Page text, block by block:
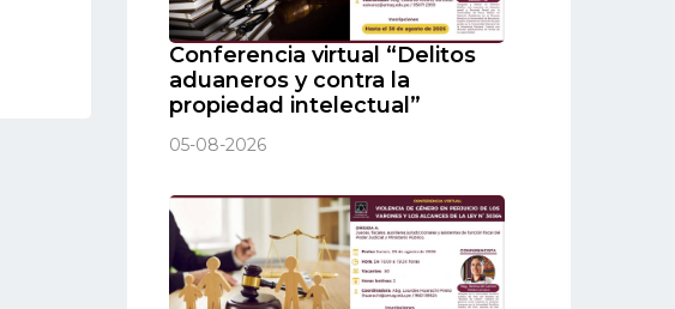
Conferencia virtual “Delitos
aduaneros y contra la
propiedad intelectual”
05-08-2026